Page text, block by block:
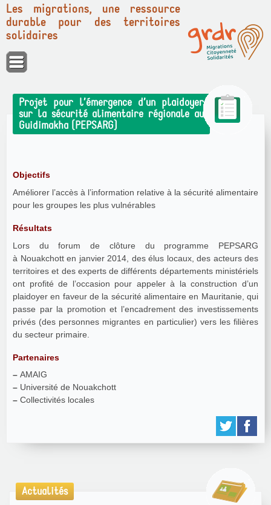
Panneau de gestion des cookies
Les migrations, une ressource
durable pour des territoires
solidaires
Projet pour l’émergence d’un plaidoyer
sur la sécurité alimentaire régionale au
Guidimakha (PEPSARG)
Objectifs
Améliorer l’accès à l’information relative à la sécurité alimentaire
pour les groupes les plus vulnérables
Résultats
Lors du forum de clôture du programme PEPSARG
à Nouakchott en janvier 2014, des élus locaux, des acteurs des
territoires et des experts de différents départements ministériels
ont profité de l’occasion pour appeler à la construction d’un
plaidoyer en faveur de la sécurité alimentaire en Mauritanie, qui
passe par la promotion et l’encadrement des investissements
privés (des personnes migrantes en particulier) vers les filières
du secteur primaire.
Partenaires
– AMAIG
– Université de Nouakchott
– Collectivités locales
Actualités